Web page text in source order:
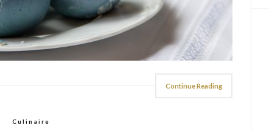
Continue Reading
Culinaire